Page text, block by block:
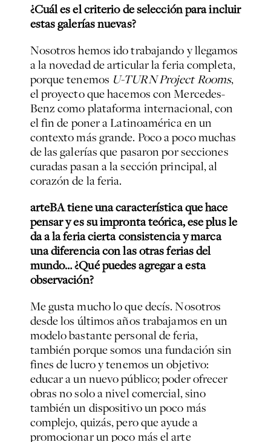
¿Cuál es el criterio de selección para incluir
estas galerías nuevas?
Nosotros hemos ido trabajando y llegamos
a la novedad de articular la feria completa,
porque tenemos U-TURN Project Rooms,
el proyecto que hacemos con Mercedes-
Benz como plataforma internacional, con
el fin de poner a Latinoamérica en un
contexto más grande. Poco a poco muchas
de las galerías que pasaron por secciones
curadas pasan a la sección principal, al
corazón de la feria.
arteBA tiene una característica que hace
pensar y es su impronta teórica, ese plus le
da a la feria cierta consistencia y marca
una diferencia con las otras ferias del
mundo… ¿Qué puedes agregar a esta
observación?
Me gusta mucho lo que decís. Nosotros
desde los últimos años trabajamos en un
modelo bastante personal de feria,
también porque somos una fundación sin
fines de lucro y tenemos un objetivo:
educar a un nuevo público; poder ofrecer
obras no solo a nivel comercial, sino
también un dispositivo un poco más
complejo, quizás, pero que ayude a
promocionar un poco más el arte